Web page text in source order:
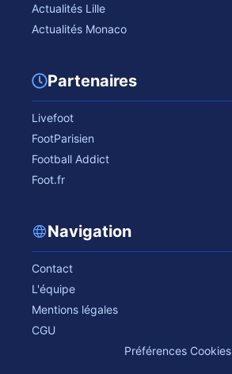
Actualités Lille
Actualités Monaco
Partenaires
Livefoot
FootParisien
Football Addict
Foot.fr
Navigation
Contact
L'équipe
Mentions légales
CGU
Préférences Cookies